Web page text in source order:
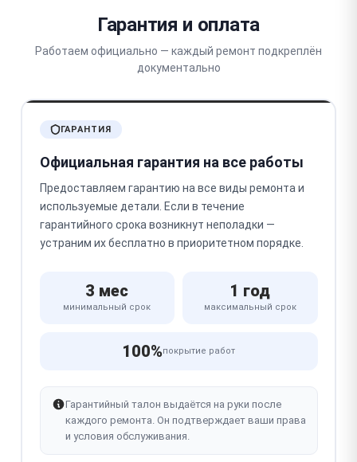
Гарантия и оплата
Работаем официально — каждый ремонт подкреплён
документально
ГАРАНТИЯ
Официальная гарантия на все работы
Предоставляем гарантию на все виды ремонта и
используемые детали. Если в течение
гарантийного срока возникнут неполадки —
устраним их бесплатно в приоритетном порядке.
3 мес
минимальный срок
1 год
максимальный срок
100%покрытие работ
Гарантийный талон выдаётся на руки после
каждого ремонта. Он подтверждает ваши права
и условия обслуживания.